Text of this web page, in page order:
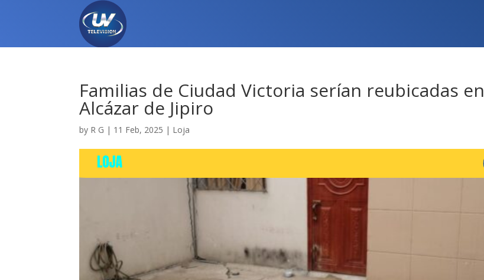
Familias de Ciudad Victoria serían reubicadas en
Alcázar de Jipiro
by R G | 11 Feb, 2025 | Loja